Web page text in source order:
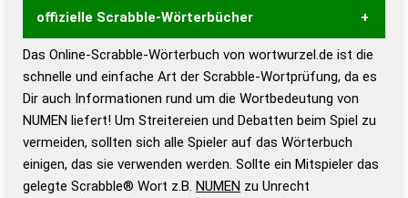
offizielle Scrabble-Wörterbücher
Wortwurzel liefert mit Hilfe eines semantischen
Wortanalyse-Algorithmus gute Anhaltspunkte zu
Wortbedeutung, Worttrennung und Wortform, um die
Gültigkeit eines Wortes für das Scrabble-Spiel zu
bestimmen!
zugelassene Turnier Scrabble-
Wörterbücher sind:
Das Online-Scrabble-Wörterbuch von wortwurzel.de ist die
schnelle und einfache Art der Scrabble-Wortprüfung, da es
Dir auch Informationen rund um die Wortbedeutung von
NUMEN liefert! Um Streitereien und Debatten beim Spiel zu
vermeiden, sollten sich alle Spieler auf das Wörterbuch
einigen, das sie verwenden werden. Sollte ein Mitspieler das
gelegte Scrabble® Wort z.B. NUMEN zu Unrecht